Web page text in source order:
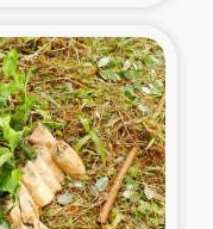
援
ども支援
植林活動